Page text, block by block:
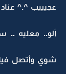
عجيييب ^.^
ألو.. معليه ..
شوي وأتصل